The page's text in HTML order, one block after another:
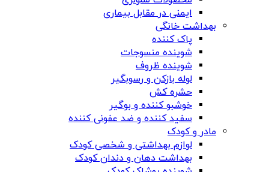
ایمنی در مقابل بیماری
بهداشت خانگی
پاک کننده
شوینده منسوجات
شوینده ظروف
لوله بازکن و رسوبگیر
حشره کش
خوشبو کننده و بوگیر
سفید کننده و ضد عفونی کننده
مادر و کودک
لوازم بهداشتی و شخصی کودک
بهداشت دهان و دندان کودک